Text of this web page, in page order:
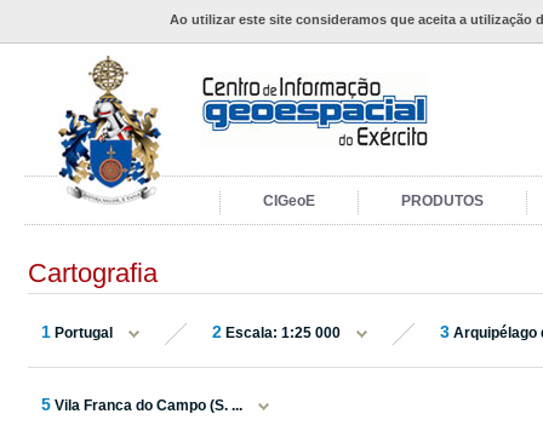
Ao utilizar este site consideramos que aceita a utilização
CIGeoE PRODUTOS
Cartografia
1 Portugal 2 Escala: 1:25 000 3 Arquipélago
5 Vila Franca do Campo (S. ...